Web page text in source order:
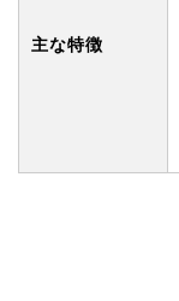
主な特徴